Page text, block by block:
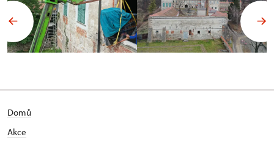
Domů
Akce